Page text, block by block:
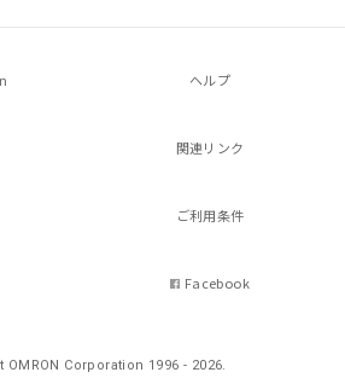
ヘルプ
関連リンク
ご利用条件
Facebook
Corporation 1996 - 2026.